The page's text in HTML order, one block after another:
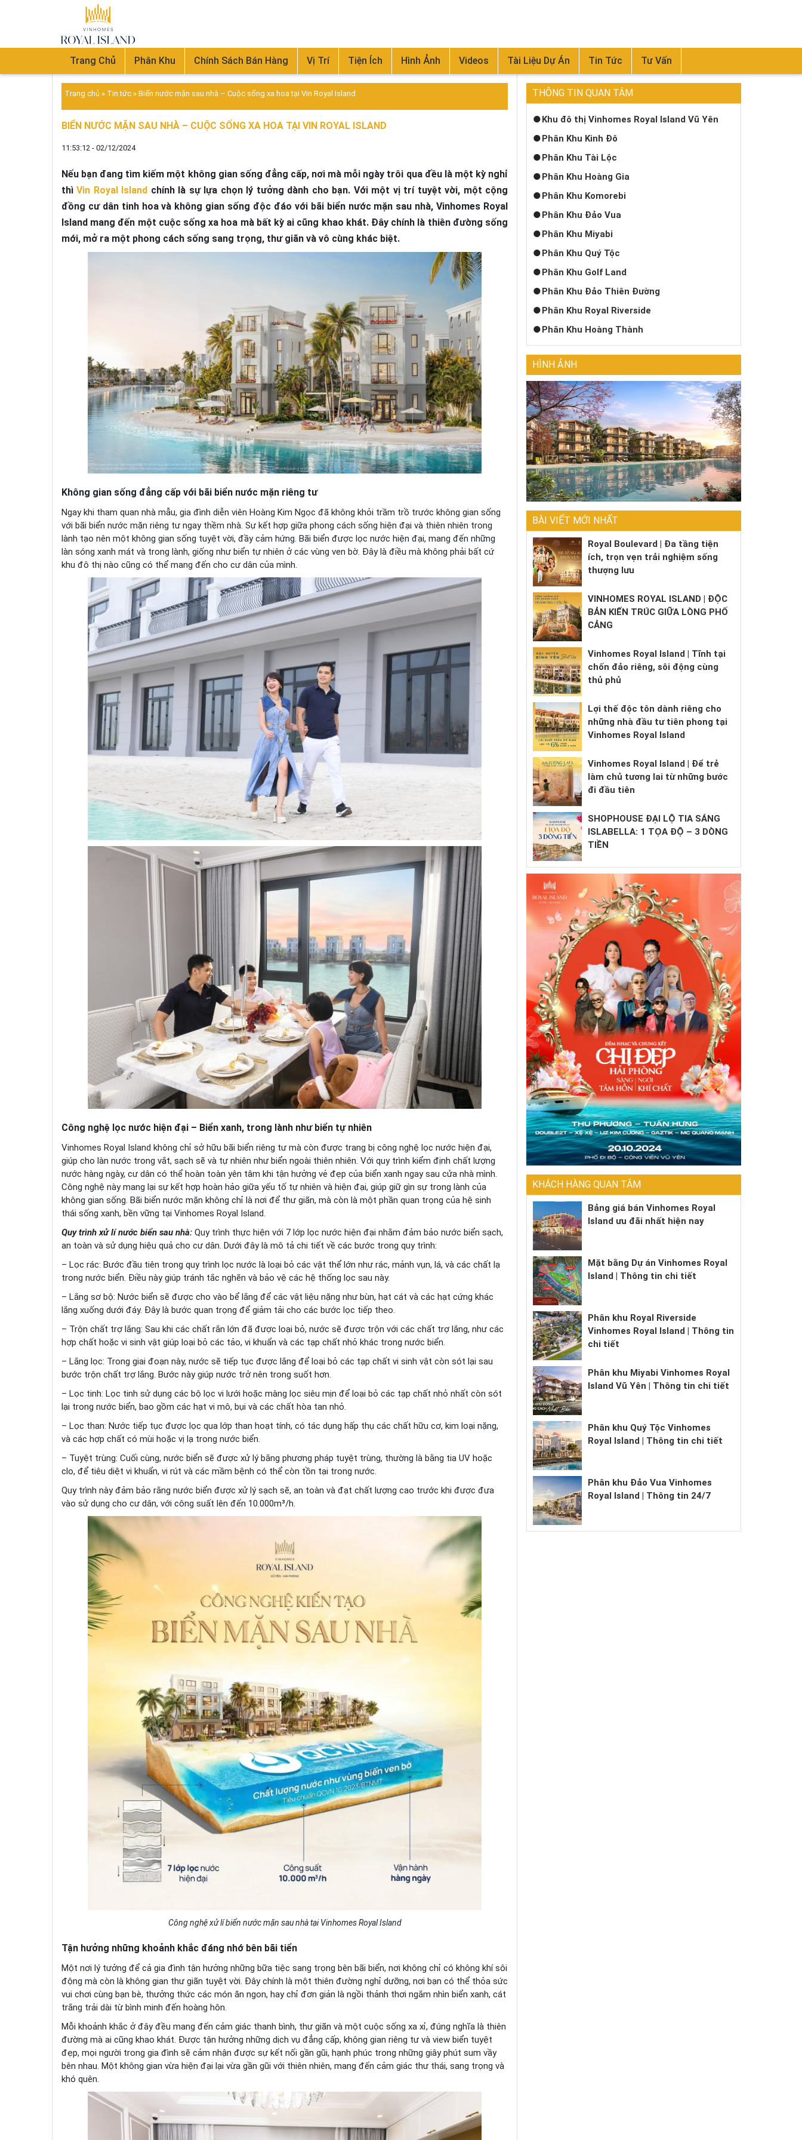
Trang Chủ Phân Khu Chính Sách Bán Hàng Vị Trí Tiện Ích Hình Ảnh Videos Tài Liệu Dự Án Tin Tức Tư Vấn
Trang chủ » Tin tức » Biển nước mặn sau nhà – Cuộc sống xa hoa tại Vin Royal Island
BIỂN NƯỚC MẶN SAU NHÀ – CUỘC SỐNG XA HOA TẠI VIN ROYAL ISLAND
11:53:12 - 02/12/2024
Nếu bạn đang tìm kiếm một không gian sống đẳng cấp, nơi mà mỗi ngày trôi qua đều là một kỳ nghỉ
thìVin Royal Island chính là sự lựa chọn lý tưởng dành cho bạn. Với một vị trí tuyệt vời, một cộng
đồng cư dân tinh hoa và không gian sống độc đáo với bãi biển nước mặn sau nhà, Vinhomes Royal
Island mang đến một cuộc sống xa hoa mà bất kỳ ai cũng khao khát. Đây chính là thiên đường sống
mới, mở ra một phong cách sống sang trọng, thư giãn và vô cùng khác biệt.
Không gian sống đẳng cấp với bãi biển nước mặn riêng tư
Ngay khi tham quan nhà mẫu, gia đình diễn viên Hoàng Kim Ngọc đã không khỏi trầm trồ trước không gian sống
với bãi biển nước mặn riêng tư ngay thềm nhà. Sự kết hợp giữa phong cách sống hiện đại và thiên nhiên trong
lành tạo nên một không gian sống tuyệt vời, đầy cảm hứng. Bãi biển được lọc nước hiện đại, mang đến những
làn sóng xanh mát và trong lành, giống như biển tự nhiên ở các vùng ven bờ. Đây là điều mà không phải bất cứ
khu đô thị nào cũng có thể mang đến cho cư dân của mình.
Công nghệ lọc nước hiện đại – Biển xanh, trong lành như biển tự nhiên
Vinhomes Royal Island không chỉ sở hữu bãi biển riêng tư mà còn được trang bị công nghệ lọc nước hiện đại,
giúp cho làn nước trong vắt, sạch sẽ và tự nhiên như biển ngoài thiên nhiên. Với quy trình kiểm định chất lượng
nước hàng ngày, cư dân có thể hoàn toàn yên tâm khi tận hưởng vẻ đẹp của biển xanh ngay sau cửa nhà mình.
Công nghệ này mang lại sự kết hợp hoàn hảo giữa yếu tố tự nhiên và hiện đại, giúp giữ gìn sự trong lành của
không gian sống. Bãi biển nước mặn không chỉ là nơi để thư giãn, mà còn là một phần quan trọng của hệ sinh
thái sống xanh, bền vững tại Vinhomes Royal Island.
Quy trình xử lí nước biển sau nhà: Quy trình thực hiện với 7 lớp lọc nước hiện đại nhằm đảm bảo nước biển sạch,
an toàn và sử dụng hiệu quả cho cư dân. Dưới đây là mô tả chi tiết về các bước trong quy trình:
– Lọc rác: Bước đầu tiên trong quy trình lọc nước là loại bỏ các vật thể lớn như rác, mảnh vụn, lá, và các chất lạ
trong nước biển. Điều này giúp tránh tắc nghẽn và bảo vệ các hệ thống lọc sau này.
– Lắng sơ bộ: Nước biển sẽ được cho vào bể lắng để các vật liệu nặng như bùn, hạt cát và các hạt cứng khác
lắng xuống dưới đáy. Đây là bước quan trọng để giảm tải cho các bước lọc tiếp theo.
– Trộn chất trợ lắng: Sau khi các chất rắn lớn đã được loại bỏ, nước sẽ được trộn với các chất trợ lắng, như các
hợp chất hoặc vi sinh vật giúp loại bỏ các tảo, vi khuẩn và các tạp chất nhỏ khác trong nước biển.
– Lắng lọc: Trong giai đoạn này, nước sẽ tiếp tục được lắng để loại bỏ các tạp chất vi sinh vật còn sót lại sau
bước trộn chất trợ lắng. Bước này giúp nước trở nên trong suốt hơn.
– Lọc tinh: Lọc tinh sử dụng các bộ lọc vi lưới hoặc màng lọc siêu mịn để loại bỏ các tạp chất nhỏ nhất còn sót
lại trong nước biển, bao gồm các hạt vi mô, bụi và các chất hòa tan nhỏ.
– Lọc than: Nước tiếp tục được lọc qua lớp than hoạt tính, có tác dụng hấp thụ các chất hữu cơ, kim loại nặng,
và các hợp chất có mùi hoặc vị lạ trong nước biển.
– Tuyệt trùng: Cuối cùng, nước biển sẽ được xử lý bằng phương pháp tuyệt trùng, thường là bằng tia UV hoặc
clo, để tiêu diệt vi khuẩn, vi rút và các mầm bệnh có thể còn tồn tại trong nước.
Quy trình này đảm bảo rằng nước biển được xử lý sạch sẽ, an toàn và đạt chất lượng cao trước khi được đưa
vào sử dụng cho cư dân, với công suất lên đến 10.000m³/h.
Công nghệ xử lí biển nước mặn sau nhà tại Vinhomes Royal Island
Tận hưởng những khoảnh khắc đáng nhớ bên bãi tiển
Một nơi lý tưởng để cả gia đình tận hưởng những bữa tiệc sang trọng bên bãi biển, nơi không chỉ có không khí sôi
động mà còn là không gian thư giãn tuyệt vời. Đây chính là một thiên đường nghỉ dưỡng, nơi bạn có thể thỏa sức
vui chơi cùng bạn bè, thưởng thức các món ăn ngon, hay chỉ đơn giản là ngồi thảnh thơi ngắm nhìn biển xanh, cát
trắng trải dài từ bình minh đến hoàng hôn.
Mỗi khoảnh khắc ở đây đều mang đến cảm giác thanh bình, thư giãn và một cuộc sống xa xỉ, đúng nghĩa là thiên
đường mà ai cũng khao khát. Được tận hưởng những dịch vụ đẳng cấp, không gian riêng tư và view biển tuyệt
đẹp, mọi người trong gia đình sẽ cảm nhận được sự kết nối gần gũi, hạnh phúc trong những giây phút sum vầy
bên nhau. Một không gian vừa hiện đại lại vừa gần gũi với thiên nhiên, mang đến cảm giác thư thái, sang trọng và
khó quên.
THÔNG TIN QUAN TÂM
Khu đô thị Vinhomes Royal Island Vũ Yên
Phân Khu Kinh Đô
Phân Khu Tài Lộc
Phân Khu Hoàng Gia
Phân Khu Komorebi
Phân Khu Đảo Vua
Phân Khu Miyabi
Phân Khu Quý Tộc
Phân Khu Golf Land
Phân Khu Đảo Thiên Đường
Phân Khu Royal Riverside
Phân Khu Hoàng Thành
HÌNH ẢNH
BÀI VIẾT MỚI NHẤT
Royal Boulevard | Đa tầng tiện
ích, trọn vẹn trải nghiệm sống
thượng lưu
VINHOMES ROYAL ISLAND | ĐỘC
BẢN KIẾN TRÚC GIỮA LÒNG PHỐ
CẢNG
Vinhomes Royal Island | Tĩnh tại
chốn đảo riêng, sôi động cùng
thủ phủ
Lợi thế độc tôn dành riêng cho
những nhà đầu tư tiên phong tại
Vinhomes Royal Island
Vinhomes Royal Island | Để trẻ
làm chủ tương lai từ những bước
đi đầu tiên
SHOPHOUSE ĐẠI LỘ TIA SÁNG
ISLABELLA: 1 TỌA ĐỘ – 3 DÒNG
TIỀN
KHÁCH HÀNG QUAN TÂM
Bảng giá bán Vinhomes Royal
Island ưu đãi nhất hiện nay
Mặt bằng Dự án Vinhomes Royal
Island | Thông tin chi tiết
Phân khu Royal Riverside
Vinhomes Royal Island | Thông tin
chi tiết
Phân khu Miyabi Vinhomes Royal
Island Vũ Yên | Thông tin chi tiết
Phân khu Quý Tộc Vinhomes
Royal Island | Thông tin chi tiết
Phân khu Đảo Vua Vinhomes
Royal Island | Thông tin 24/7